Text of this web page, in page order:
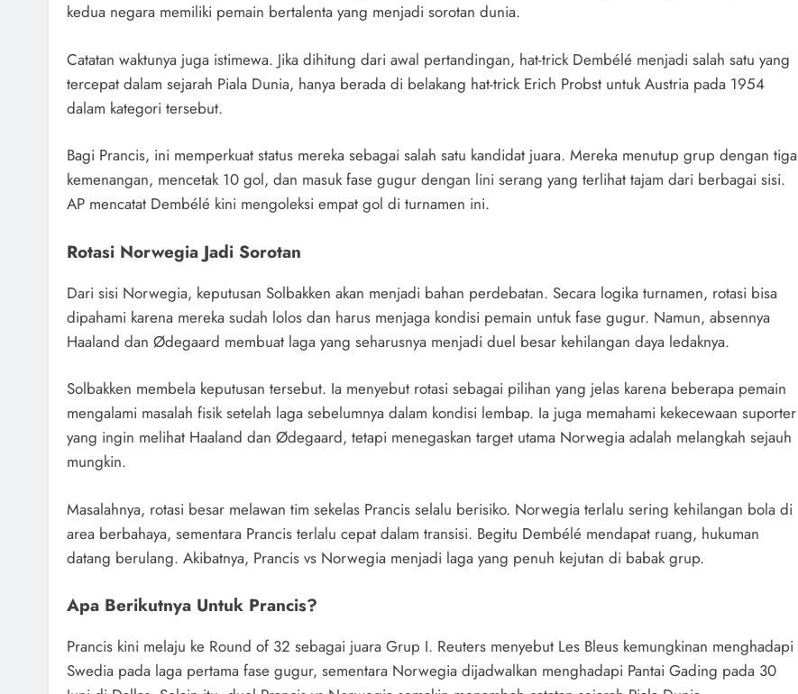
kedua negara memiliki pemain bertalenta yang menjadi sorotan dunia.
Catatan waktunya juga istimewa. Jika dihitung dari awal pertandingan, hat-trick Dembélé menjadi salah satu yang
tercepat dalam sejarah Piala Dunia, hanya berada di belakang hat-trick Erich Probst untuk Austria pada 1954
dalam kategori tersebut.
Bagi Prancis, ini memperkuat status mereka sebagai salah satu kandidat juara. Mereka menutup grup dengan tiga
kemenangan, mencetak 10 gol, dan masuk fase gugur dengan lini serang yang terlihat tajam dari berbagai sisi.
AP mencatat Dembélé kini mengoleksi empat gol di turnamen ini.
Rotasi Norwegia Jadi Sorotan
Dari sisi Norwegia, keputusan Solbakken akan menjadi bahan perdebatan. Secara logika turnamen, rotasi bisa
dipahami karena mereka sudah lolos dan harus menjaga kondisi pemain untuk fase gugur. Namun, absennya
Haaland dan Ødegaard membuat laga yang seharusnya menjadi duel besar kehilangan daya ledaknya.
Solbakken membela keputusan tersebut. Ia menyebut rotasi sebagai pilihan yang jelas karena beberapa pemain
mengalami masalah fisik setelah laga sebelumnya dalam kondisi lembap. Ia juga memahami kekecewaan suporter
yang ingin melihat Haaland dan Ødegaard, tetapi menegaskan target utama Norwegia adalah melangkah sejauh
mungkin.
Masalahnya, rotasi besar melawan tim sekelas Prancis selalu berisiko. Norwegia terlalu sering kehilangan bola di
area berbahaya, sementara Prancis terlalu cepat dalam transisi. Begitu Dembélé mendapat ruang, hukuman
datang berulang. Akibatnya, Prancis vs Norwegia menjadi laga yang penuh kejutan di babak grup.
Apa Berikutnya Untuk Prancis?
Prancis kini melaju ke Round of 32 sebagai juara Grup I. Reuters menyebut Les Bleus kemungkinan menghadapi
Swedia pada laga pertama fase gugur, sementara Norwegia dijadwalkan menghadapi Pantai Gading pada 30